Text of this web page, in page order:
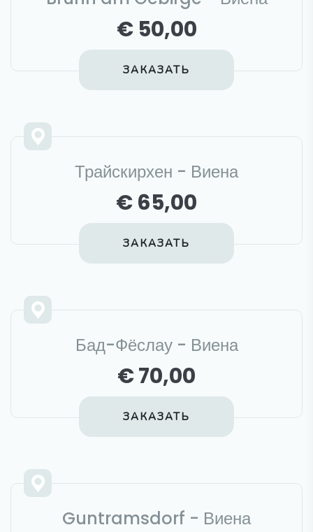
€ 50,00
ЗАКАЗАТЬ
Трайскирхен - Виена
€ 65,00
ЗАКАЗАТЬ
Бад-Фёслау - Виена
€ 70,00
ЗАКАЗАТЬ
Guntramsdorf - Виена